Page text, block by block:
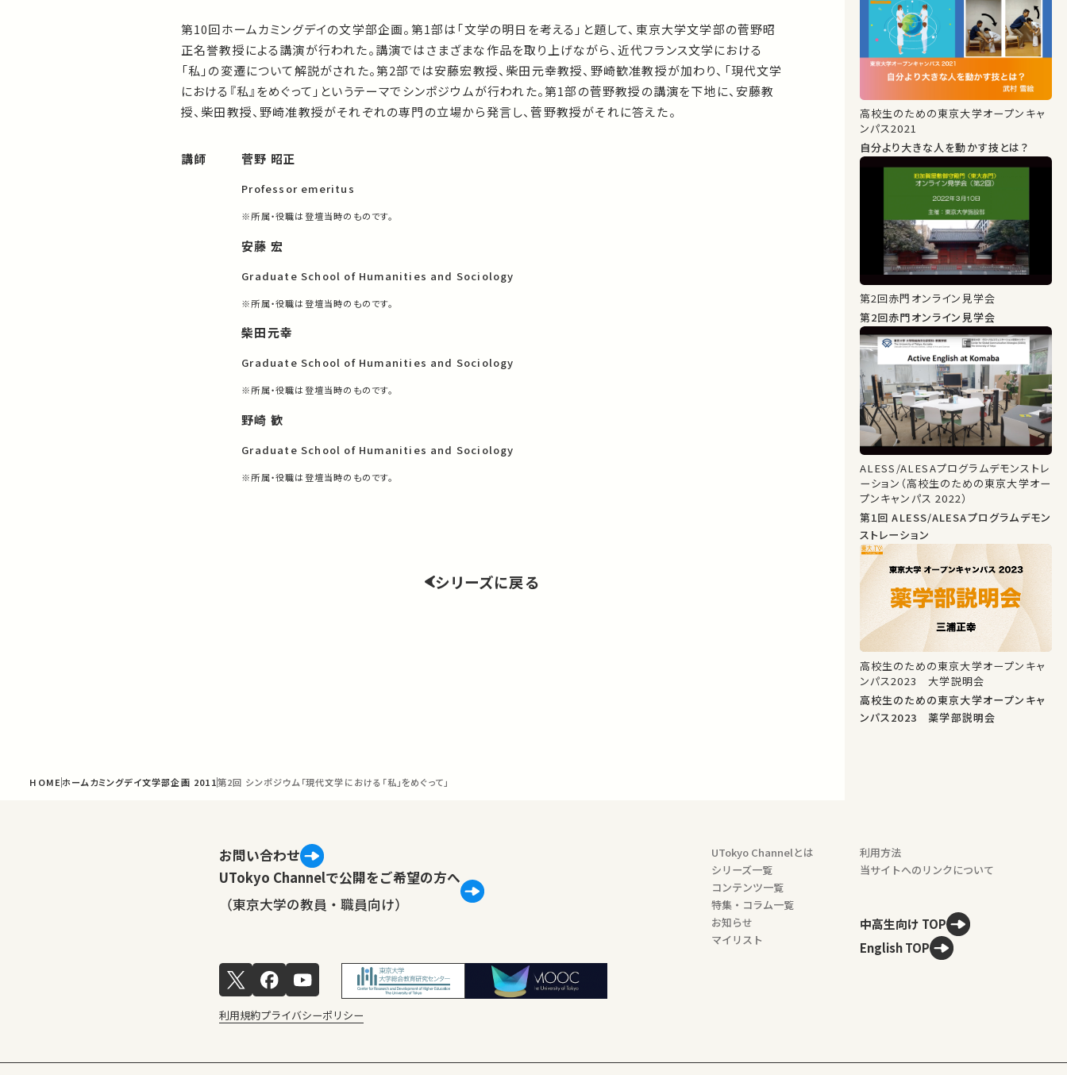
第10回ホームカミングデイの文学部企画。第1部は「文学の明日を考える」と題して、東京大学文学部の菅野昭
正名誉教授による講演が行われた。講演ではさまざまな作品を取り上げながら、近代フランス文学における
「私」の変遷について解説がされた。第2部では安藤宏教授、柴田元幸教授、野崎歓准教授が加わり、「現代文学
における『私』をめぐって」というテーマでシンポジウムが行われた。第1部の菅野教授の講演を下地に、安藤教
授、柴田教授、野崎准教授がそれぞれの専門の立場から発言し、菅野教授がそれに答えた。
講師 菅野 昭正
Professor emeritus
※所属・役職は登壇当時のものです。
安藤 宏
Graduate School of Humanities and Sociology
※所属・役職は登壇当時のものです。
柴田元幸
Graduate School of Humanities and Sociology
※所属・役職は登壇当時のものです。
野崎 歓
Graduate School of Humanities and Sociology
※所属・役職は登壇当時のものです。
シリーズに戻る
HOME ホームカミングデイ文学部企画 2011第2回 シンポジウム「現代文学における「私」をめぐって」
高校生のための東京大学オープンキャ
ンパス2021
自分より大きな人を動かす技とは？
第2回⾚⾨オンライン⾒学会
第2回⾚⾨オンライン⾒学会
ALESS/ALESAプログラムデモンストレ
ーション（高校生のための東京大学オー
プンキャンパス 2022）
第1回 ALESS/ALESAプログラムデモン
ストレーション
高校生のための東京大学オープンキャ
ンパス2023 大学説明会
高校生のための東京大学オープンキャ
ンパス2023 薬学部説明会
お問い合わせ
UTokyo Channelで公開をご希望の方へ
（東京大学の教員・職員向け）
UTokyo Channelとは
シリーズ一覧
コンテンツ一覧
特集・コラム一覧
お知らせ
マイリスト
利用方法
当サイトへのリンクについて
中高生向け TOP
English TOP
利用規約プライバシーポリシー